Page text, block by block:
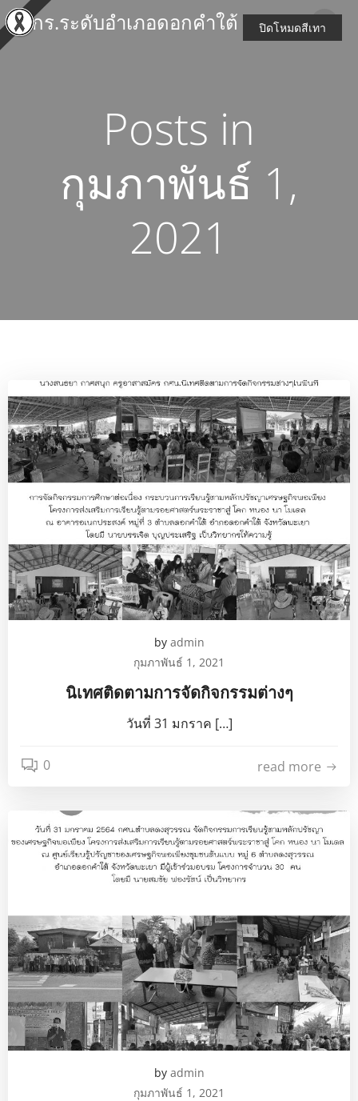
to
สกร.ระดับอำเภอดอกคำใต้
Posts in
กุมภาพันธ์ 1,
2021
by admin
กุมภาพันธ์ 1, 2021
นิเทศติดตามการจัดกิจกรรมต่างๆ
วันที่ 31 มกราค […]
0 read more
by admin
กุมภาพันธ์ 1, 2021
ปิดโหมดสีเทา